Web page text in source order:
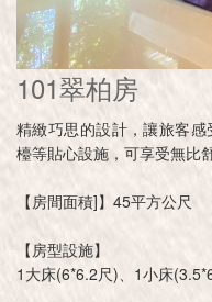
101翠柏房
精緻巧思的設計，讓旅客
檯等貼心設施，可享受無比
【房間面積]】45平方公尺
【房型設施】
1大床(6*6.2尺)、1小床